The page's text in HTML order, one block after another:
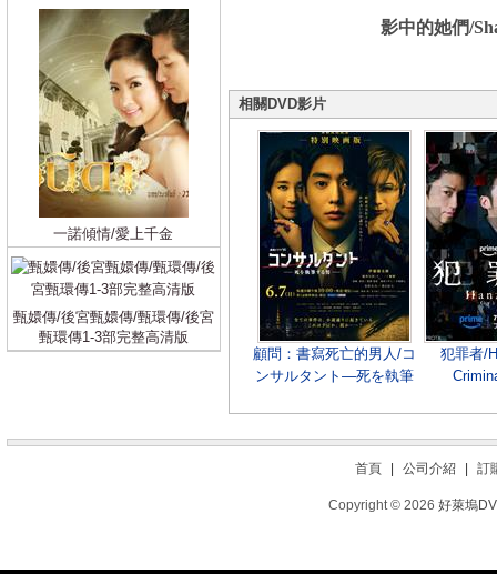
影中的她們/
相關DVD影片
顧問：書寫死亡的男人/コ
ンサルタント―死を執筆
犯罪者/
一諾傾情/愛上千金
甄嬛傳/後宮甄嬛傳/甄環傳/後宮
甄環傳1-3部完整高清版
首頁 公司介紹 訂
Copyright © 2026 好萊塢